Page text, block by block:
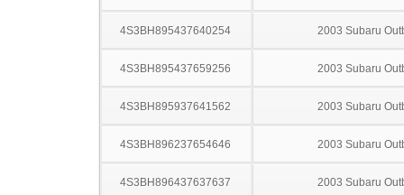
4S3BH895437640254 2003 Subaru
4S3BH895437659256 2003 Subaru
4S3BH895937641562 2003 Subaru
4S3BH896237654646 2003 Subaru
4S3BH896437637637 2003 Subaru